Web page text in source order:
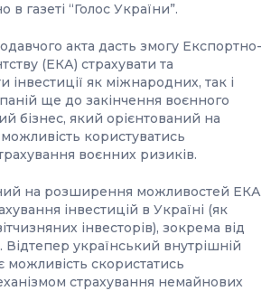
в газеті “Голос України”.
акта дасть змогу Експортно-
(ЕКА) страхувати та
інвестиції як міжнародних, так і
ще до закінчення воєнного
бізнес, який орієнтований на
користуватись
воєнних ризиків.
на розширення можливостей ЕКА
інвестицій в Україні (як
інвесторів), зокрема від
Відтепер український внутрішній
можливість скористатись
страхування немайнових